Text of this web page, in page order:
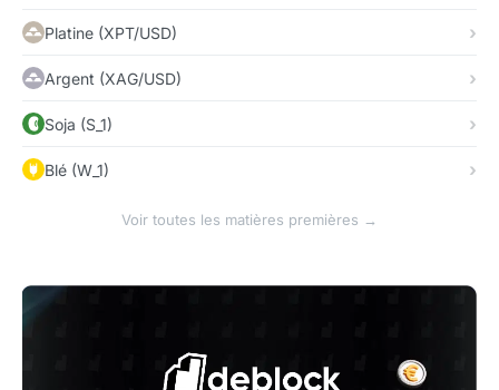
Platine (XPT/USD)
Argent (XAG/USD)
Soja (S_1)
Blé (W_1)
Voir toutes les matières premières →